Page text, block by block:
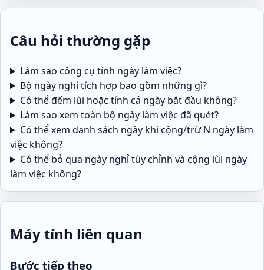
Câu hỏi thường gặp
Làm sao công cụ tính ngày làm việc?
Bộ ngày nghỉ tích hợp bao gồm những gì?
Có thể đếm lùi hoặc tính cả ngày bắt đầu không?
Làm sao xem toàn bộ ngày làm việc đã quét?
Có thể xem danh sách ngày khi cộng/trừ N ngày làm
việc không?
Có thể bỏ qua ngày nghỉ tùy chỉnh và cộng lùi ngày
làm việc không?
Máy tính liên quan
Bước tiếp theo